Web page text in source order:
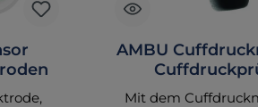
AMBU
Mit dem